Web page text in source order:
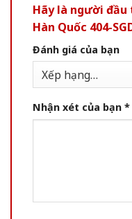
Hãy là người đầu
Hàn Quốc 404-
Đánh giá của bạn
Nhận xét của bạn *